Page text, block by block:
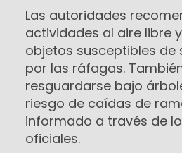
Las autoridades
actividades al aire libre
objetos susceptibles de
por las ráfagas.
resguardarse bajo
riesgo de caídas de
informado a través de
oficiales.